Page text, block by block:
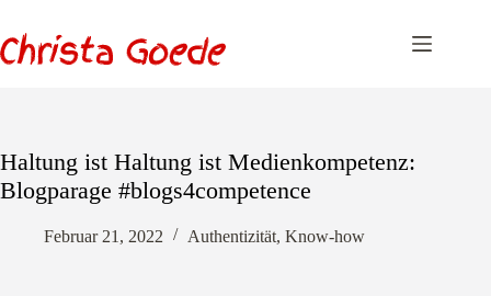
springen
Haltung ist Haltung ist Medienkompetenz:
Blogparage #blogs4competence
Februar 21, 2022 Authentizität, Know-how